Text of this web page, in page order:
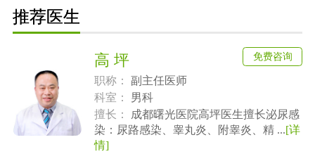
推荐医生
高 坪
职称：
副主任医师
科室：
男科
擅长：
成都曙光医院高坪医生擅长泌尿感
染：尿路感染、睾丸炎、附睾炎、精 ...[详
情]
免费咨询